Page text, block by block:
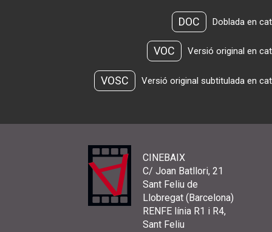
DOC Doblada en
VOC Versió original en
VOSC Versió original subtitulada en
CINEBAIX
C/ Joan Batllori, 21
Sant Feliu de
Llobregat (Barcelona)
RENFE línia R1 i R4,
Sant Feliu